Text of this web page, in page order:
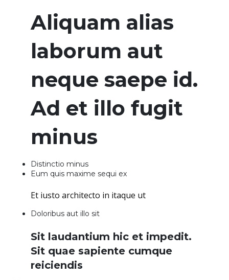
Aliquam alias
laborum aut
neque saepe id.
Ad et illo fugit
minus
Distinctio minus
Eum quis maxime sequi ex
Et iusto architecto in itaque ut
Doloribus aut illo sit
Sit laudantium hic et impedit.
Sit quae sapiente cumque
reiciendis